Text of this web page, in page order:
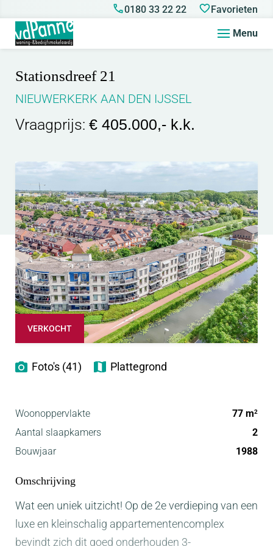
0180 33 22 22 Favorieten
Menu
Stationsdreef 21
NIEUWERKERK AAN DEN IJSSEL
Vraagprijs: € 405.000,- k.k.
VERKOCHT
Foto's (41) Plattegrond
Woonoppervlakte 77 m2
Aantal slaapkamers
2
Bouwjaar
1988
Omschrijving
Wat een uniek uitzicht! Op de 2e verdieping van een
luxe en kleinschalig appartementencomplex
bevindt zich dit goed onderhouden 3-